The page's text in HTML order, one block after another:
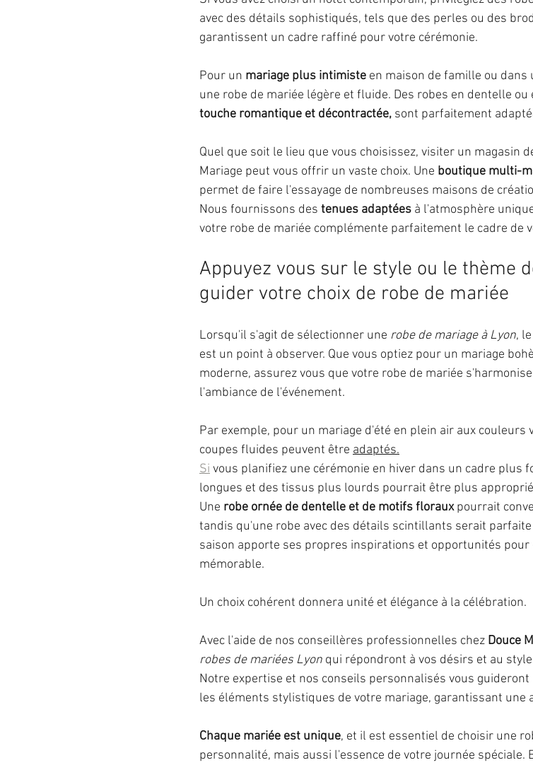
avec des détails sophistiqués, tels que des perles ou des
garantissent un cadre raffiné pour votre cérémonie.
Pour un mariage plus intimiste en maison de famille ou
une robe de mariée légère et fluide. Des robes en dentelle
touche romantique et décontractée, sont parfaitement
Quel que soit le lieu que vous choisissez, visiter un magasin
Mariage peut vous offrir un vaste choix. Une boutique multi-
permet de faire l'essayage de nombreuses maisons de
Nous fournissons des tenues adaptées à l'atmosphère
votre robe de mariée complémente parfaitement le cadre de
Appuyez vous sur le style ou le thème
guider votre choix de robe de mariée
Lorsqu'il s'agit de sélectionner une robe de mariage à Lyon,
est un point à observer. Que vous optiez pour un mariage
moderne, assurez vous que votre robe de mariée
l'ambiance de l'événement.
Par exemple, pour un mariage d'été en plein air aux couleurs
coupes fluides peuvent être adaptés.
Si vous planifiez une cérémonie en hiver dans un cadre plus
longues et des tissus plus lourds pourrait être plus
Une robe ornée de dentelle et de motifs floraux pourrait
tandis qu'une robe avec des détails scintillants serait
saison apporte ses propres inspirations et opportunités pour
mémorable.
Un choix cohérent donnera unité et élégance à la célébration.
Avec l'aide de nos conseillères professionnelles chez Douce
robes de mariées Lyon qui répondront à vos désirs et au
Notre expertise et nos conseils personnalisés vous
les éléments stylistiques de votre mariage, garantissant une
Chaque mariée est unique, et il est essentiel de choisir une
personnalité, mais aussi l'essence de votre journée spéciale.